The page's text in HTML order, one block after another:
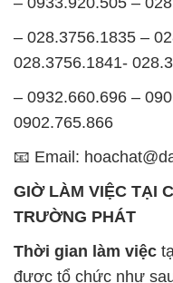
0902.765.866
📧 Email:
TRƯỜNG PHÁT
được tổ chức như
Thứ 2 đến thứ 6:
chiều: từ 12h30 đến
Thứ 7: Buổi sáng: từ